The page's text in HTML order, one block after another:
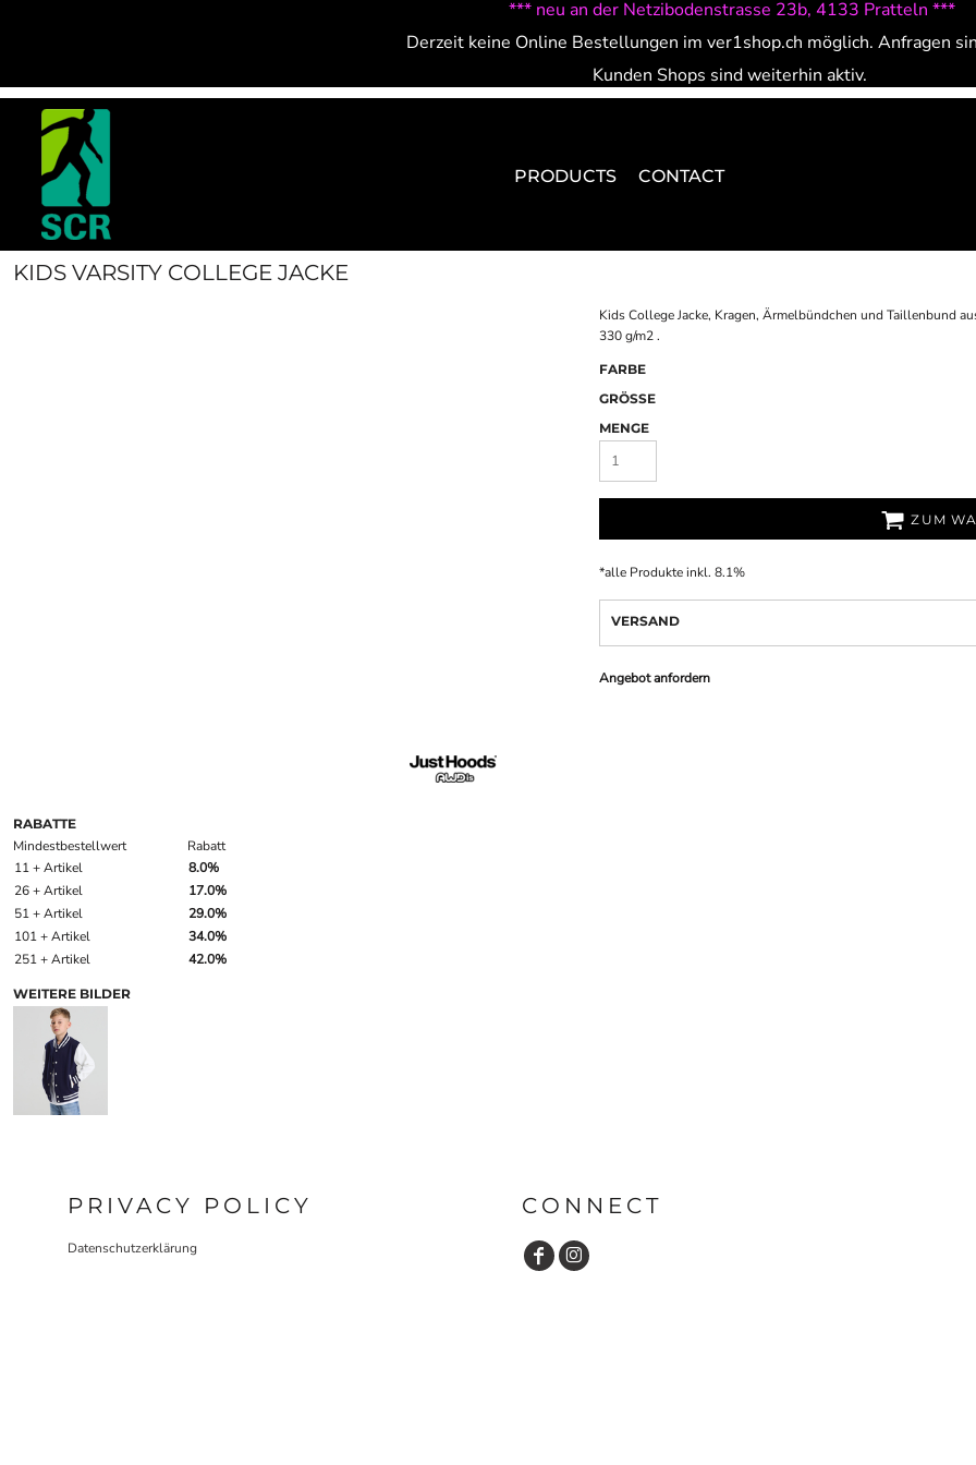
*** neu an der Netzibodenstrasse 23b, 4133 Pratteln ***
Derzeit keine Online Bestellungen im ver1shop.ch möglich. Anfragen
Kunden Shops sind weiterhin aktiv.
PRODUCTS CONTACT
KIDS VARSITY COLLEGE JACKE
Kids College Jacke, Kragen, Ärmelbündchen und Taillenbund
330 g/m2 .
FARBE
GRÖSSE
MENGE
ZUM
*alle Produkte inkl. 8.1%
VERSAND
Angebot anfordern
RABATTE
Mindestbestellwert
Rabatt
11 + Artikel
8.0%
26 + Artikel
17.0%
51 + Artikel
29.0%
101 + Artikel
34.0%
251 + Artikel
42.0%
WEITERE BILDER
PRIVACY POLICY
Datenschutzerklärung
CONNECT
ANMELDEN
REGISTRIEREN
WARENKORB: 0 ARTIKEL
CURRENCY: